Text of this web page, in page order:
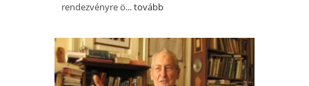
rendezvényre ö...tovább